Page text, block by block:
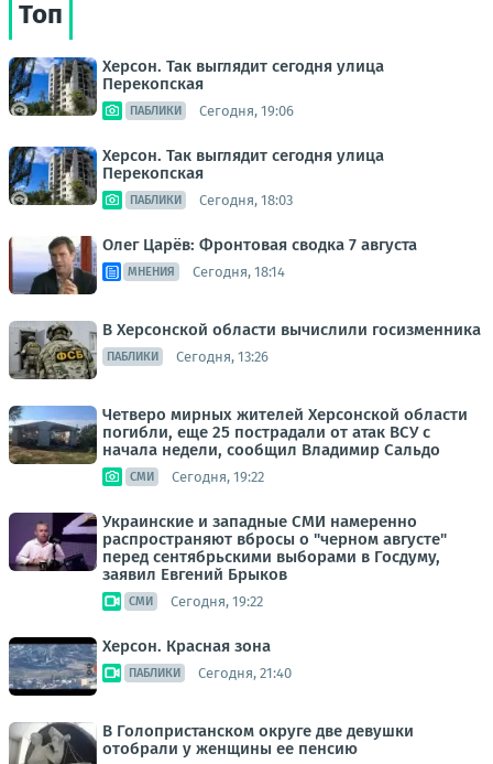
Топ
Херсон. Так выглядит сегодня улица
Перекопская
ПАБЛИКИ Сегодня, 19:06
Херсон. Так выглядит сегодня улица
Перекопская
ПАБЛИКИ Сегодня, 18:03
Олег Царёв: Фронтовая сводка 7 августа
МНЕНИЯ Сегодня, 18:14
В Херсонской области вычислили госизменника
ПАБЛИКИ Сегодня, 13:26
Четверо мирных жителей Херсонской области
погибли, еще 25 пострадали от атак ВСУ с
начала недели, сообщил Владимир Сальдо
СМИ Сегодня, 19:22
Украинские и западные СМИ намеренно
распространяют вбросы о "черном августе"
перед сентябрьскими выборами в Госдуму,
заявил Евгений Брыков
СМИ Сегодня, 19:22
Херсон. Красная зона
ПАБЛИКИ Сегодня, 21:40
В Голопристанском округе две девушки
отобрали у женщины ее пенсию